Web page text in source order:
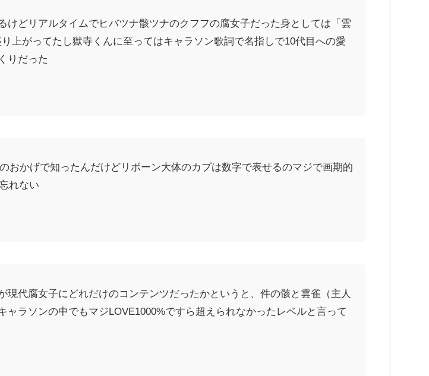
けどリアルタイムでヒバツナ骸ツナのクフフの腐女子だった身としては「雲
上がってたし獄寺くんに至ってはキャラソン歌詞で名指しで10代目への愛
りだった
おかげで知ったんだけどリボーン大体のカプは数字で表せるのマジで画期的
れない
現代腐女子にどれだけのコンテンツだったかというと、件の骸と雲雀（主人
ラソンの中でもマジLOVE1000%ですら超えられなかったレベルと言って